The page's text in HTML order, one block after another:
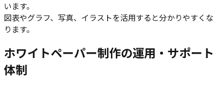
います。
図表やグラフ、写真、イラストを活用すると分かりやすくな
ります。
ホワイトペーパー制作の運用・サポート
体制